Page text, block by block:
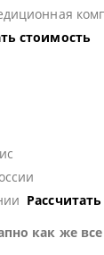
стоимость
как же